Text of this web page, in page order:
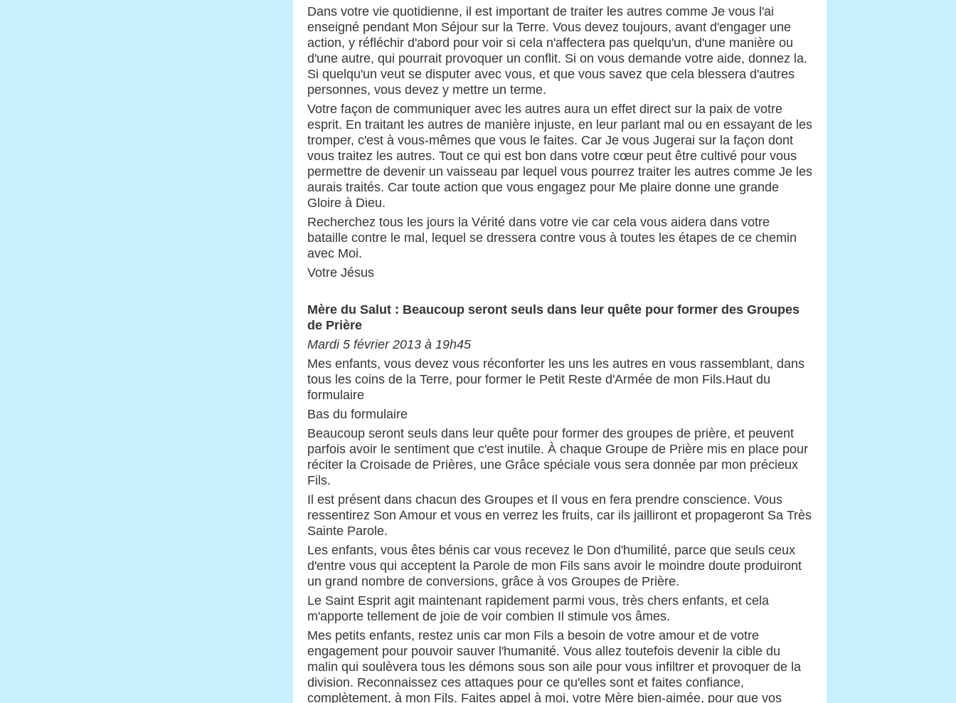
Dans votre vie quotidienne, il est important de traiter les autres comme Je vous l'ai
enseigné pendant Mon Séjour sur la Terre. Vous devez toujours, avant d'engager une
action, y réfléchir d'abord pour voir si cela n'affectera pas quelqu'un, d'une manière ou
d'une autre, qui pourrait provoquer un conflit. Si on vous demande votre aide, donnez la.
Si quelqu'un veut se disputer avec vous, et que vous savez que cela blessera d'autres
personnes, vous devez y mettre un terme.
Votre façon de communiquer avec les autres aura un effet direct sur la paix de votre
esprit. En traitant les autres de manière injuste, en leur parlant mal ou en essayant de les
tromper, c'est à vous-mêmes que vous le faites. Car Je vous Jugerai sur la façon dont
vous traitez les autres. Tout ce qui est bon dans votre cœur peut être cultivé pour vous
permettre de devenir un vaisseau par lequel vous pourrez traiter les autres comme Je les
aurais traités. Car toute action que vous engagez pour Me plaire donne une grande
Gloire à Dieu.
Recherchez tous les jours la Vérité dans votre vie car cela vous aidera dans votre
bataille contre le mal, lequel se dressera contre vous à toutes les étapes de ce chemin
avec Moi.
Votre Jésus
Mère du Salut : Beaucoup seront seuls dans leur quête pour former des Groupes
de Prière
Mardi 5 février 2013 à 19h45
Mes enfants, vous devez vous réconforter les uns les autres en vous rassemblant, dans
tous les coins de la Terre, pour former le Petit Reste d'Armée de mon Fils.Haut du
formulaire
Bas du formulaire
Beaucoup seront seuls dans leur quête pour former des groupes de prière, et peuvent
parfois avoir le sentiment que c'est inutile. À chaque Groupe de Prière mis en place pour
réciter la Croisade de Prières, une Grâce spéciale vous sera donnée par mon précieux
Fils.
Il est présent dans chacun des Groupes et Il vous en fera prendre conscience. Vous
ressentirez Son Amour et vous en verrez les fruits, car ils jailliront et propageront Sa Très
Sainte Parole.
Les enfants, vous êtes bénis car vous recevez le Don d'humilité, parce que seuls ceux
d'entre vous qui acceptent la Parole de mon Fils sans avoir le moindre doute produiront
un grand nombre de conversions, grâce à vos Groupes de Prière.
Le Saint Esprit agit maintenant rapidement parmi vous, très chers enfants, et cela
m'apporte tellement de joie de voir combien Il stimule vos âmes.
Mes petits enfants, restez unis car mon Fils a besoin de votre amour et de votre
engagement pour pouvoir sauver l'humanité. Vous allez toutefois devenir la cible du
malin qui soulèvera tous les démons sous son aile pour vous infiltrer et provoquer de la
division. Reconnaissez ces attaques pour ce qu'elles sont et faites confiance,
complètement, à mon Fils. Faites appel à moi, votre Mère bien-aimée, pour que vos